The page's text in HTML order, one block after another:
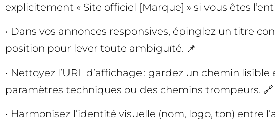
explicitement « Site officiel [Marque] » si vous êtes
• Dans vos annonces responsives, épinglez un titre
position pour lever toute ambiguïté. 📌
• Nettoyez l’URL d’affichage : gardez un chemin
paramètres techniques ou des chemins trompeurs. 🔗
• Harmonisez l’identité visuelle (nom, logo, ton) entre